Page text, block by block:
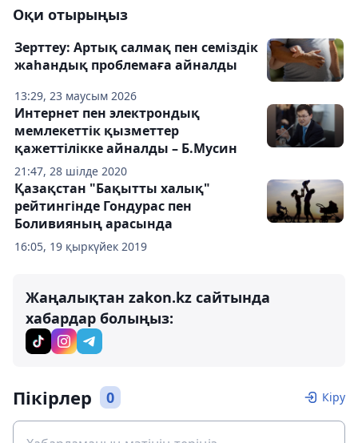
Оқи отырыңыз
13:29, 23 маусым 2026
Зерттеу: Артық салмақ пен семіздік
жаһандық проблемаға айналды
21:47, 28 шілде 2020
Интернет пен электрондық
мемлекеттік қызметтер
қажеттілікке айналды – Б.Мусин
16:05, 19 қыркүйек 2019
Қазақстан "Бақытты халық"
рейтингінде Гондурас пен
Боливияның арасында
Жаңалықтан zakon.kz сайтында
хабардар болыңыз:
Пікірлер 0 Кіру